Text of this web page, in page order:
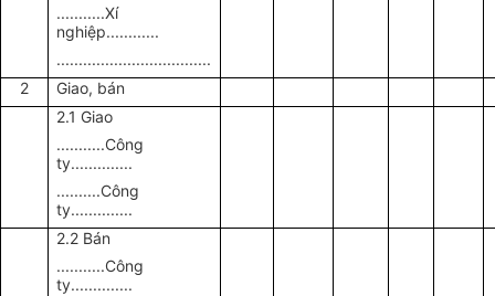
...........Xí
nghiệp............
...................................
2
Giao, bán
2.1 Giao
...........Công
ty..............
..........Công
ty..............
2.2 Bán
...........Công
ty..............